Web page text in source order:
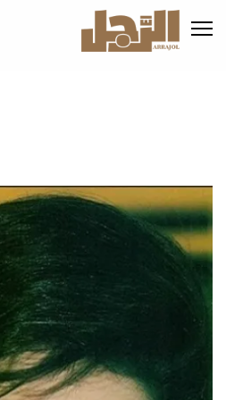
إلى
المحتوى